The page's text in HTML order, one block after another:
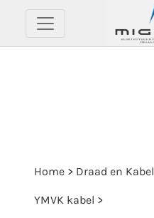
Home > Draad en Kabel
YMVK kabel >